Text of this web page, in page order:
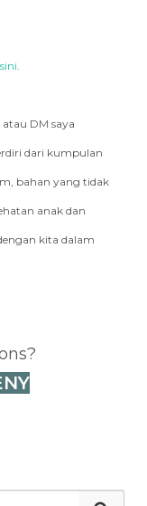
.
atau DM saya
dari kumpulan
bahan yang tidak
anak dan
kita dalam